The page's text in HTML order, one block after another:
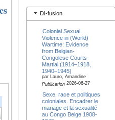
DI-fusion
Colonial Sexual
Violence in (World)
Wartime: Evidence
from Belgian-
Congolese Courts-
Martial (1914–1918,
1940–1945)
par Lauro, Amandine
Publication2026-06-27
Sexe, race et politiques
coloniales. Encadrer le
mariage et la sexualité
au Congo Belge 1908-